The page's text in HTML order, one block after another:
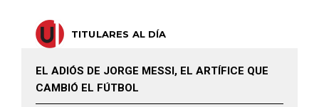
TITULARES AL DÍA
EL ADIÓS DE JORGE MESSI, EL ARTÍFICE QUE
CAMBIÓ EL FÚTBOL